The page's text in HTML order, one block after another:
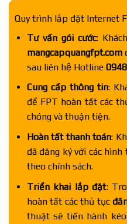
Quy trình lắp đặt Internet
Tư vấn gói cước:
mangcapquangfpt.com
sau liên hệ Hotline
Cung cấp thông tin:
để FPT hoàn tất các
chóng và thuận tiện.
Hoàn tất thanh toán:
đã đăng ký với các
theo chính sách.
Triển khai lắp đặt:
hoàn tất các thủ tục
thuật sẽ tiến hành